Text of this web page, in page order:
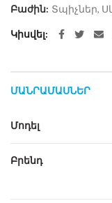
Բաժին: Տպիչներ,
Կիսվել
ՄԱՆՐԱՄԱՍՆԵՐ
Մոդել
Բրենդ